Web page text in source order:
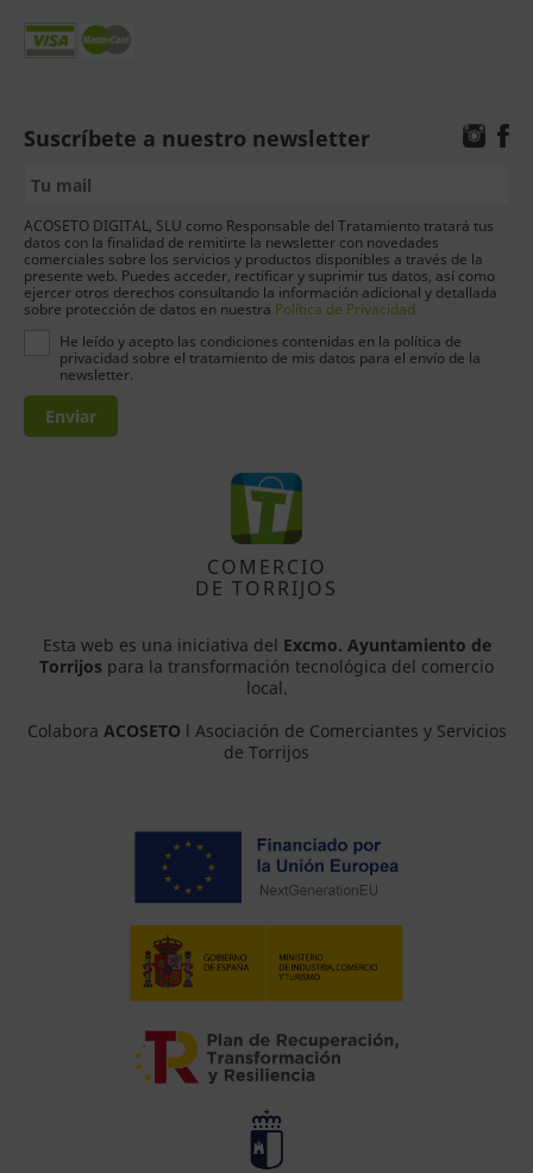
Suscríbete a nuestro newsletter
ACOSETO DIGITAL, SLU como Responsable del Tratamiento tratará tus
datos con la finalidad de remitirte la newsletter con novedades
comerciales sobre los servicios y productos disponibles a través de la
presente web. Puedes acceder, rectificar y suprimir tus datos, así como
ejercer otros derechos consultando la información adicional y detallada
sobre protección de datos en nuestra Política de Privacidad
He leído y acepto las condiciones contenidas en la política de
privacidad sobre el tratamiento de mis datos para el envío de la
newsletter.
Enviar
COMERCIO
DE TORRIJOS
Esta web es una iniciativa del Excmo. Ayuntamiento de
Torrijos para la transformación tecnológica del comercio
local.
Colabora ACOSETO l Asociación de Comerciantes y Servicios
de Torrijos